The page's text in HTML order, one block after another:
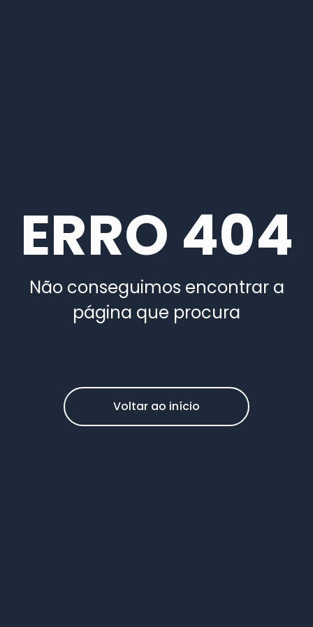
ERRO 404
Não conseguimos encontrar a
página que procura
Voltar ao início